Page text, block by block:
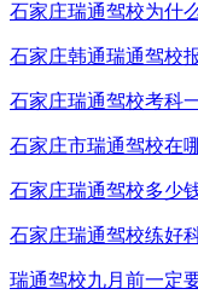
石家庄瑞通驾校为什
石家庄韩通瑞通驾校
石家庄瑞通驾校考科
石家庄市瑞通驾校在
石家庄瑞通驾校多少
石家庄瑞通驾校练好
瑞通驾校九月前一定